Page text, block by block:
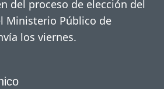
del proceso de elección del
Ministerio Público de
los viernes.